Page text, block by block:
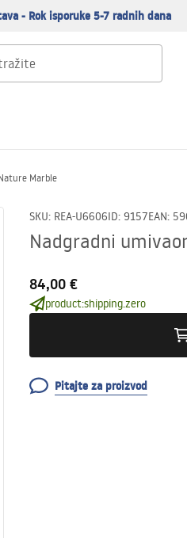
- Rok isporuke 5-7 radnih dana
Marble
SKU: REA-U6606ID: 9157EAN:
Nadgradni
84,00 €
product:shipping.zero
Pitajte za proizvod